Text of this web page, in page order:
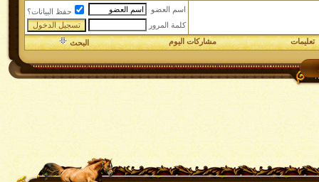
اسم العضو
حفظ البيانات؟
كلمة المرور
تعليمات
مشاركات اليوم البحث